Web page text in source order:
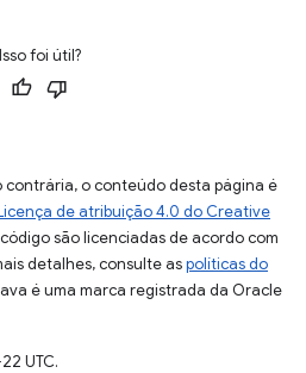
Isso foi útil?
contrária, o conteúdo desta página é
de atribuição 4.0 do Creative
são licenciadas de acordo com
detalhes, consulte aspolíticas do
é uma marca registrada da Oracle
UTC.